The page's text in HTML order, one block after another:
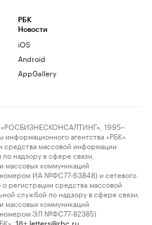
РБК
Новости
iOS
Android
AppGallery
1995–
агентства «РБК»
средства массовой информации
надзору в сфере связи,
массовых коммуникаций
номером ИА №ФС77-63848) и сетевого
о регистрации средства массовой
службой по надзору в сфере связи,
массовых коммуникаций
номером ЭЛ №ФС77-82385)
letters@rbc.ru